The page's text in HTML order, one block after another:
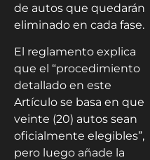
de autos que quedarán
eliminado en cada fase.
El reglamento explica
que el “procedimiento
detallado en este
Artículo se basa en que
veinte (20) autos sean
oficialmente elegibles”,
pero luego añade la